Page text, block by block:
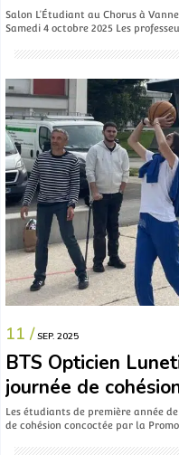
Salon L’Étudiant au Chorus à
Samedi 4 octobre 2025 Les
11 / SEP. 2025
BTS Opticien
journée de
Les étudiants de première année
de cohésion concoctée par la